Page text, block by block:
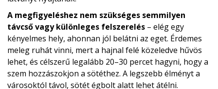
A megfigyeléshez nem szükséges semmilyen
távcső vagy különleges felszerelés – elég egy
kényelmes hely, ahonnan jól belátni az eget. Érdemes
meleg ruhát vinni, mert a hajnal felé közeledve hűvös
lehet, és célszerű legalább 20–30 percet hagyni, hogy a
szem hozzászokjon a sötéthez. A legszebb élményt a
városoktól távol, sötét égbolt alatt lehet átélni.